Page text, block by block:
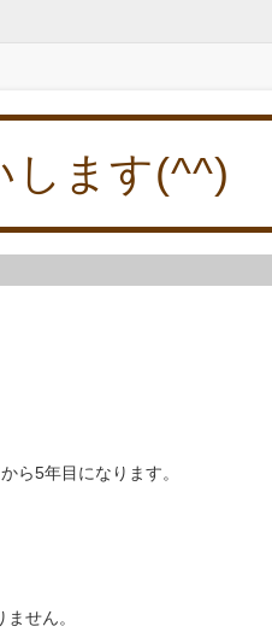
します(^^)
ら5年目になります。
せん。